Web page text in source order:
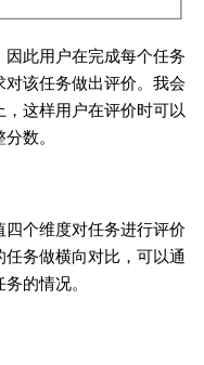
此用户在完成每个任务
该任务做出评价。我会
这样用户在评价时可以
数。
个维度对任务进行评价
务做横向对比，可以通
的情况。